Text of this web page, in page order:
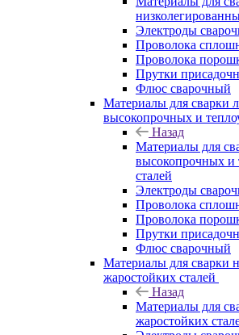
Электроды
Проволока
Проволока
Прутки
Флюс сварочный
Материалы для сварки
высокопрочных и
Назад
Материалы для
высокопрочных и
сталей
Электроды
Проволока
Проволока
Прутки
Флюс сварочный
Материалы для сварки
жаростойких сталей
Назад
Материалы для
жаростойких